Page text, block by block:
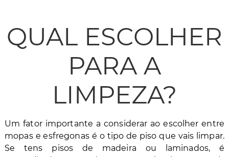
QUAL ESCOLHER
PARA A
LIMPEZA?
Um fator importante a considerar ao escolher entre
mopas e esfregonas é o tipo de piso que vais limpar.
Se tens pisos de madeira ou laminados, é